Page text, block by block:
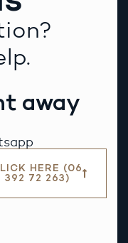
away
HERE (06
392 72 263)